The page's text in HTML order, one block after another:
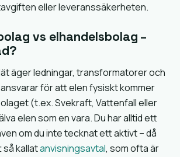
eller leveranssäkerheten.
vs elhandelsbolag –
äger ledningar, transformatorer och
för att elen fysiskt kommer
(t.ex. Svekraft, Vattenfall eller
elen som en vara. Du har alltid ett
om du inte tecknat ett aktivt – då
så kallatanvisningsavtal, som ofta är